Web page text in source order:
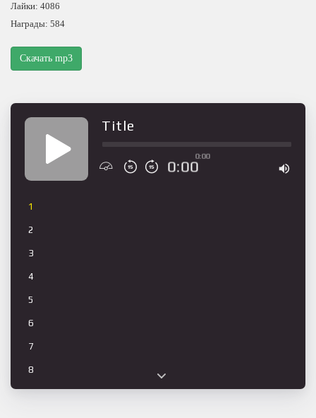
Лайки: 4086
Награды: 584
Скачать mp3
Title
0:00
0:00
1
2
3
4
5
6
7
8